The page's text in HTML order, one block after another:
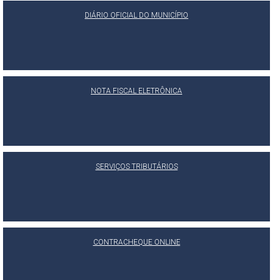
DIÁRIO OFICIAL DO MUNICÍPIO
NOTA FISCAL ELETRÔNICA
SERVIÇOS TRIBUTÁRIOS
CONTRACHEQUE ONLINE